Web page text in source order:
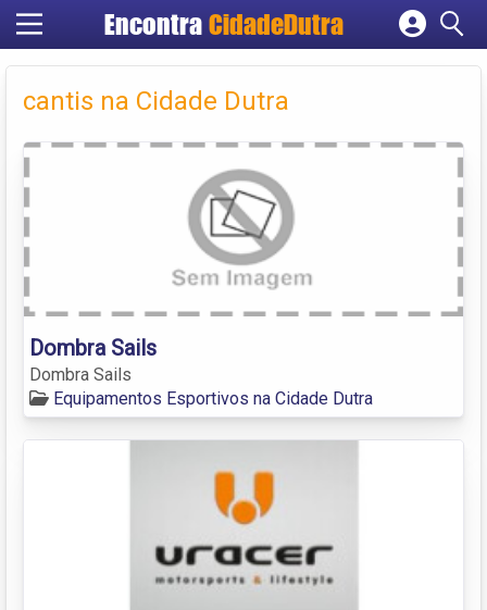
Encontra CidadeDutra
Cadastrar empresa
Criar conta
cantis na Cidade Dutra
Dombra Sails
Dombra Sails
Equipamentos Esportivos na Cidade Dutra